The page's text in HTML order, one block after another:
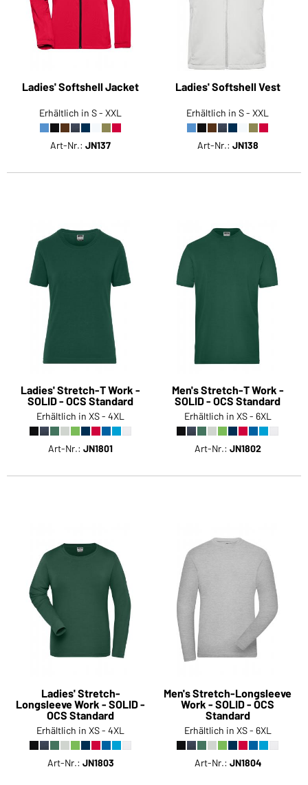
Ladies' Softshell Jacket
Erhältlich in S - XXL
Art-Nr.: JN137
Ladies' Softshell Vest
Erhältlich in S - XXL
Art-Nr.: JN138
Ladies' Stretch-T Work -
SOLID - OCS Standard
Erhältlich in XS - 4XL
Art-Nr.: JN1801
Men's Stretch-T Work -
SOLID - OCS Standard
Erhältlich in XS - 6XL
Art-Nr.: JN1802
Ladies' Stretch-
Longsleeve Work - SOLID -
OCS Standard
Erhältlich in XS - 4XL
Art-Nr.: JN1803
Men's Stretch-Longsleeve
Work - SOLID - OCS
Standard
Erhältlich in XS - 6XL
Art-Nr.: JN1804